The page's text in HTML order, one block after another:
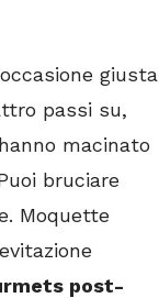
giusta
passi su,
macinato
bruciare
Moquette
post-